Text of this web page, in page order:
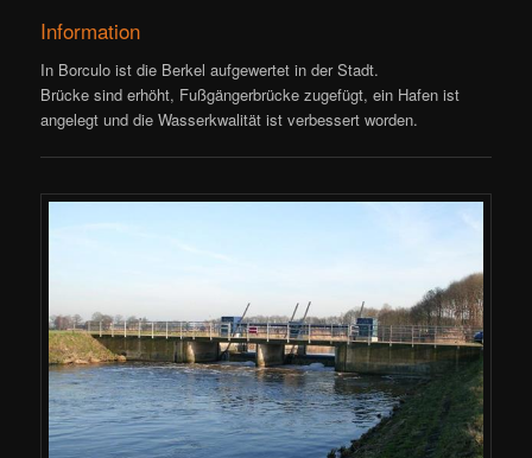
Information
In Borculo ist die Berkel aufgewertet in der Stadt.
Brücke sind erhöht, Fußgängerbrücke zugefügt, ein Hafen ist
angelegt und die Wasserkwalität ist verbessert worden.